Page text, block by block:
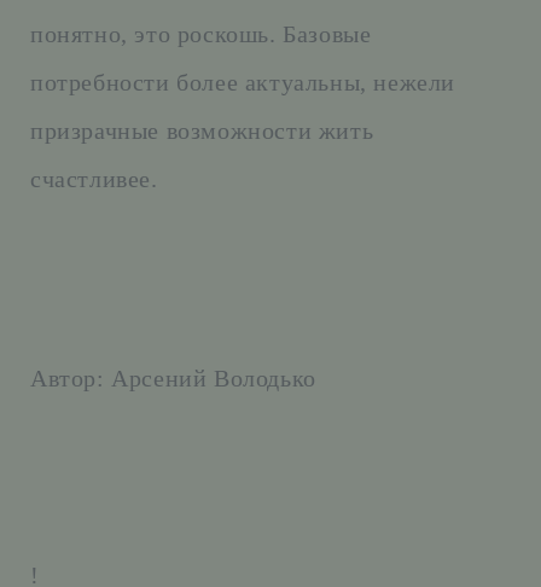
понятно, это роскошь. Базовые
потребности более актуальны, нежели
призрачные возможности жить
счастливее.
Автор: Арсений Володько
!